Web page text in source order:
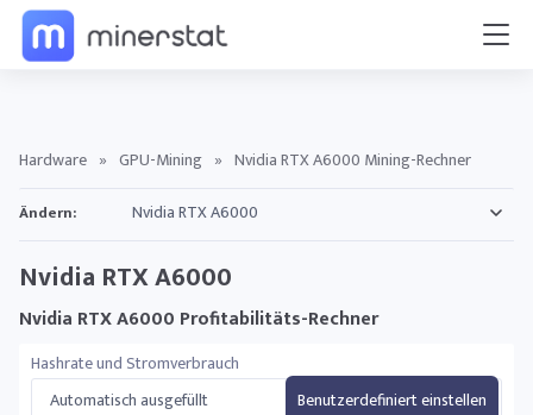
Hardware » GPU-Mining » Nvidia RTX A6000 Mining-Rechner
Ändern:
Nvidia RTX A6000
Nvidia RTX A6000 Profitabilitäts-Rechner
Hashrate und Stromverbrauch
Automatisch ausgefüllt
Benutzerdefiniert einstellen